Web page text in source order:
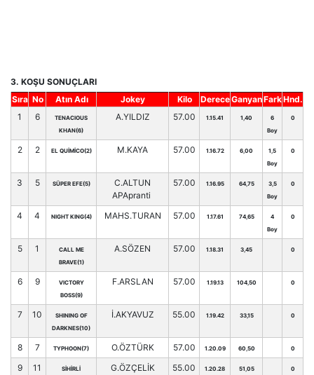
3. KOŞU SONUÇLARI
Sıra No Atın Adı Jokey Kilo DereceGanyanFarkHnd.
1
6
TENACIOUS
KHAN(6)
A.YILDIZ 57.00 1.15.41 1,40
6
Boy
0
2 2 EL QUİMİCO(2) M.KAYA 57.00 1.16.72 6,00
1,5
Boy
0
3 5 SÜPER EFE(5)
C.ALTUN
APApranti
57.00 1.16.95 64,75
3,5
Boy
0
4 4 NIGHT KING(4) MAHS.TURAN 57.00 1.17.61 74,65
4
Boy
0
5 1
CALL ME
BRAVE(1)
A.SÖZEN 57.00 1.18.31 3,45 0
6 9
VICTORY
BOSS(9)
F.ARSLAN 57.00 1.19.13 104,50 0
7 10
SHINING OF
DARKNES(10)
İ.AKYAVUZ 55.00 1.19.42 33,15 0
8 7 TYPHOON(7) O.ÖZTÜRK 57.00 1.20.09 60,50 0
9 11 SİHİRLİ G.ÖZÇELİK 55.00 1.20.28 51,05 0